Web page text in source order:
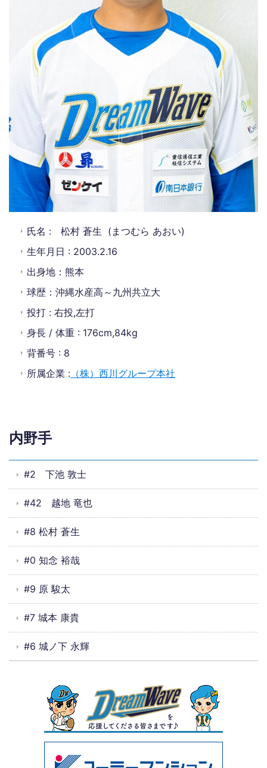
氏名 : 松村 蒼生 (まつむら あおい)
生年月日 : 2003.2.16
出身地：熊本
球歴：沖縄水産高～九州共立大
投打 : 右投,左打
身長 / 体重 : 176cm,84kg
背番号 : 8
所属企業 : （株）西川グループ本社
内野手
#2 下池 敦士
#42 越地 竜也
#8 松村 蒼生
#0 知念 裕哉
#9 原 駿太
#7 城本 康貴
#6 城ノ下 永輝